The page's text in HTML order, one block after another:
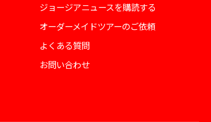
ジョージアニュースを購読する
オーダーメイドツアーのご依頼
よくある質問
お問い合わせ